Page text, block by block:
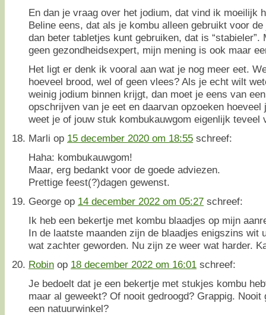
En dan je vraag over het jodium, dat vind ik moeilijk
Beline eens, dat als je kombu alleen gebruikt voor
dan beter tabletjes kunt gebruiken, dat is
geen gezondheidsexpert, mijn mening is ook maar
Het ligt er denk ik vooral aan wat je nog meer eet.
hoeveel brood, wel of geen vlees? Als je echt wilt
weinig jodium binnen krijgt, dan moet je eens van
opschrijven van je eet en daarvan opzoeken
weet je of jouw stuk kombukauwgom eigenlijk teveel
Marli op 15 december 2020 om 18:55 schreef:
Haha: kombukauwgom!
Maar, erg bedankt voor de goede adviezen.
Prettige feest(?)dagen gewenst.
George op 14 december 2022 om 05:27 schreef:
Ik heb een bekertje met kombu blaadjes op mijn
In de laatste maanden zijn de blaadjes enigszins wit
wat zachter geworden. Nu zijn ze weer wat harder.
Robin op 18 december 2022 om 16:01 schreef:
Je bedoelt dat je een bekertje met stukjes kombu
maar al geweekt? Of nooit gedroogd? Grappig.
een natuurwinkel?